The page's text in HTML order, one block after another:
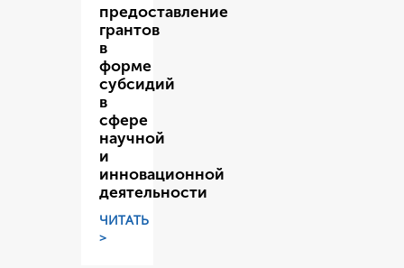
предоставление
грантов
в
форме
субсидий
в
сфере
научной
и
инновационной
деятельности
ЧИТАТЬ
>